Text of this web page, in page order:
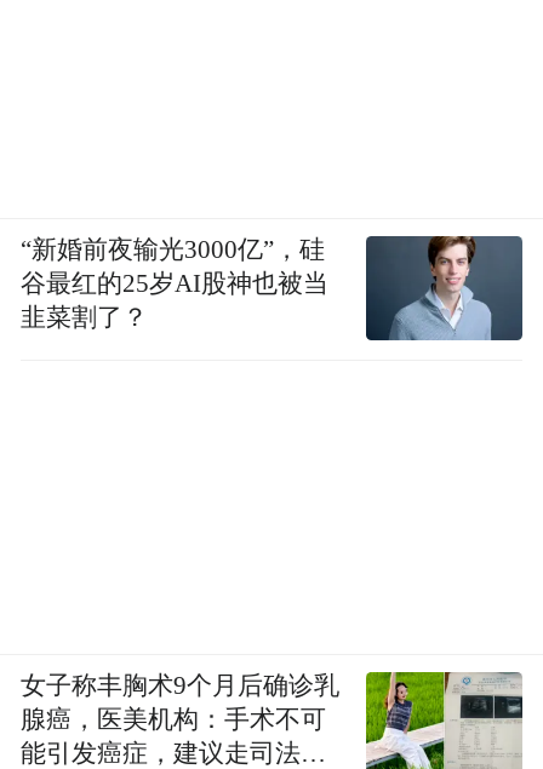
“新婚前夜输光3000亿”，硅
谷最红的25岁AI股神也被当
韭菜割了？
女子称丰胸术9个月后确诊乳
腺癌，医美机构：手术不可
能引发癌症，建议走司法途